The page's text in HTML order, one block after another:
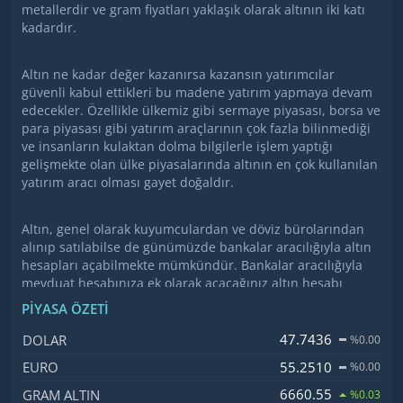
metallerdir ve gram fiyatları yaklaşık olarak altının iki katı
kadardır.
Altın ne kadar değer kazanırsa kazansın yatırımcılar
güvenli kabul ettikleri bu madene yatırım yapmaya devam
edecekler. Özellikle ülkemiz gibi sermaye piyasası, borsa ve
para piyasası gibi yatırım araçlarının çok fazla bilinmediği
ve insanların kulaktan dolma bilgilerle işlem yaptığı
gelişmekte olan ülke piyasalarında altının en çok kullanılan
yatırım aracı olması gayet doğaldır.
Altın, genel olarak kuyumculardan ve döviz bürolarından
alınıp satılabilse de günümüzde bankalar aracılığıyla altın
hesapları açabilmekte mümkündür. Bankalar aracılığıyla
mevduat hesabınıza ek olarak açacağınız altın hesabı
sayesinde ne kadar altın almak istediğinizi belirttiğinizde
gram fiyatı üzerinden hesabınızda altın tutabilmeniz
mümkündür. Bankalar bu konuda ciddi bir rekabet
işi yasaklanmadan önce ulaşabildikleri kadar insana
ulaşarak altın hesabı açmaları konusunda teşviklerde
PIYASA ÖZETI
İsim, Kod
DOLAR 47.7436 %0.00
EURO 55.2510 %0.00
GRAM ALTIN 6660.55 %0.03